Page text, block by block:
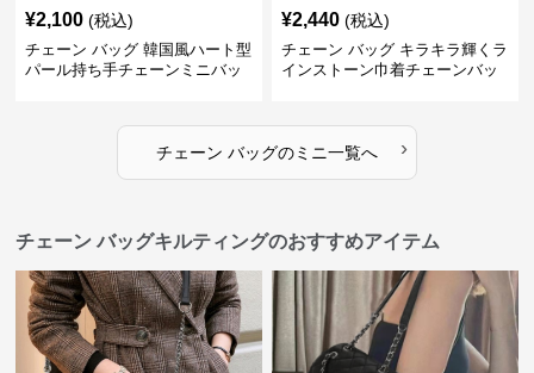
¥2,100 (税込)
チェーン バッグ 韓国風ハート型
パール持ち手チェーンミニバッ
¥2,440 (税込)
チェーン バッグ キラキラ輝くラ
インストーン巾着チェーンバッ
チェーン バッグのミニ一覧へ ›
チェーン バッグキルティングのおすすめアイテム